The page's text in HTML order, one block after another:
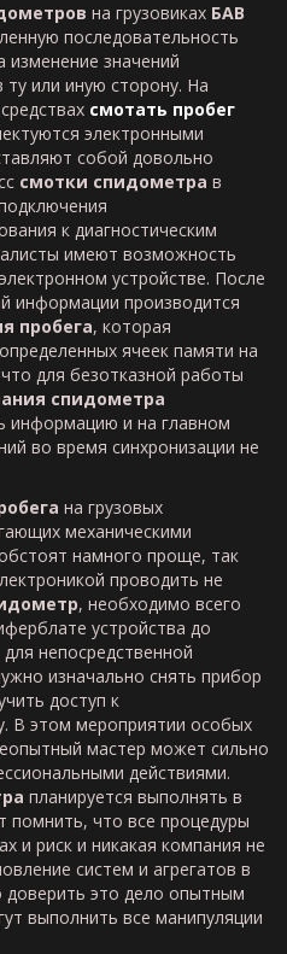
на грузовиках БАВ
последовательность
изменение значений
или иную сторону. На
смотать пробег
электронными
собой довольно
смотки спидометра в
к диагностическим
имеют возможность
устройстве. После
информации производится
пробега, которая
ячеек памяти на
для безотказной работы
спидометра
информацию и на главном
во время синхронизации не
на грузовых
механическими
намного проще, так
проводить не
, необходимо всего
устройства до
непосредственной
изначально снять прибор
доступ к
В этом мероприятии особых
мастер может сильно
действиями.
планируется выполнять в
помнить, что все процедуры
и риск и никакая компания не
систем и агрегатов в
доверить это дело опытным
выполнить все манипуляции